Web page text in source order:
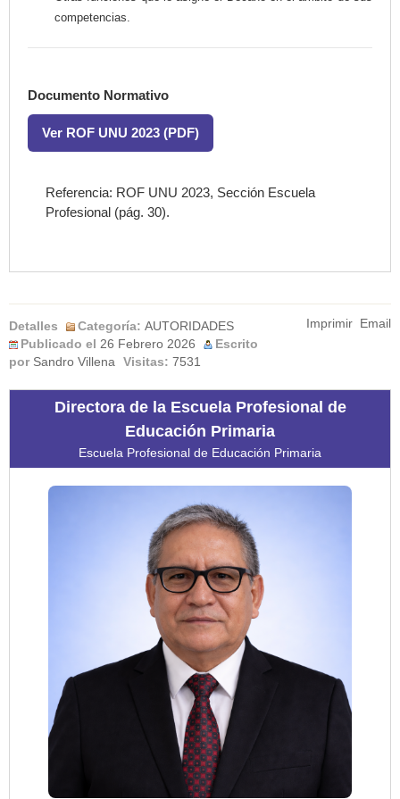
competencias.
Documento Normativo
Ver ROF UNU 2023 (PDF)
Referencia: ROF UNU 2023, Sección Escuela
Profesional (pág. 30).
Detalles Categoría: AUTORIDADES
Publicado el 26 Febrero 2026
Escrito
por Sandro Villena Visitas: 7531
Imprimir Email
Directora de la Escuela Profesional de
Educación Primaria
Escuela Profesional de Educación Primaria